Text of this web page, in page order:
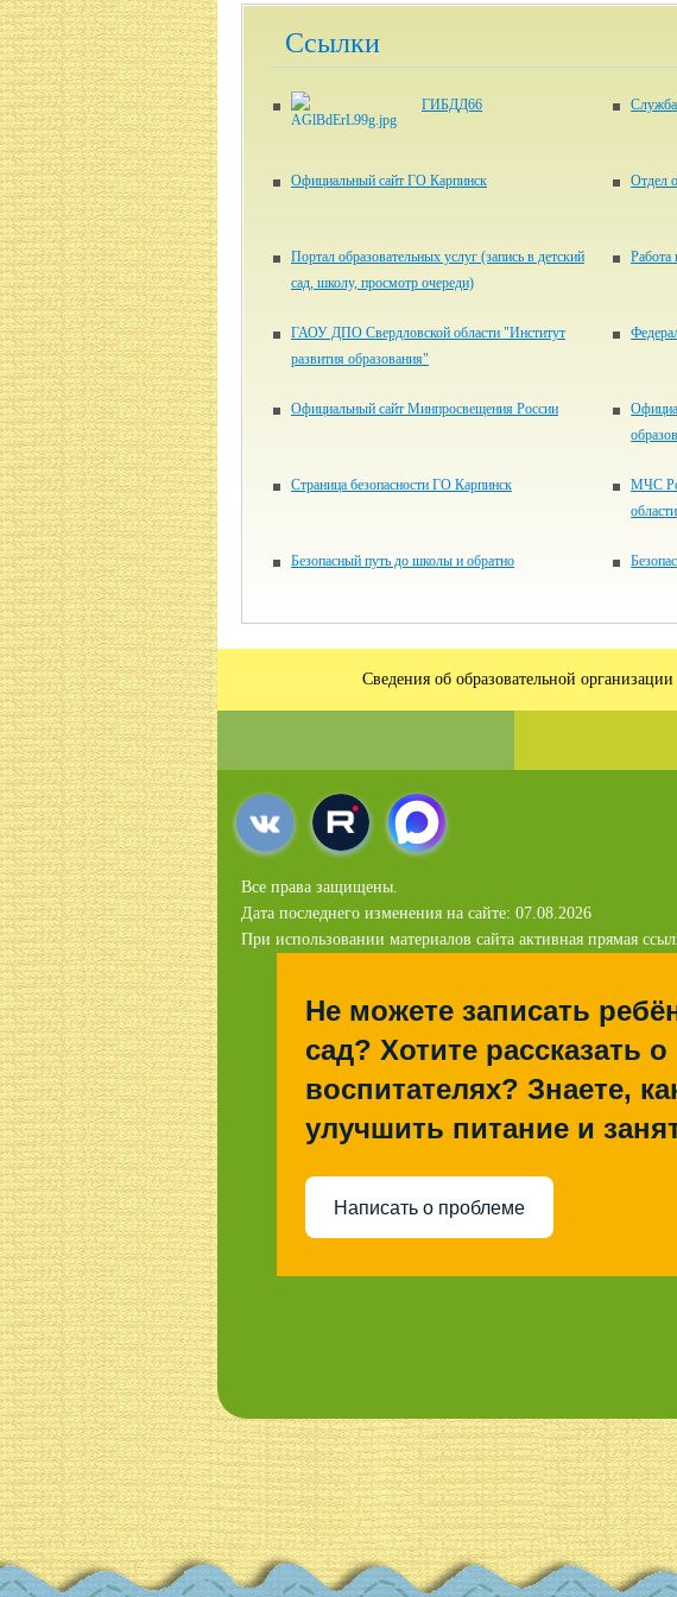
Ссылки
ГИБДД66
Официальный сайт ГО Карпинск Отдел
Портал образовательных услуг (запись в детский
сад, школу, просмотр очереди)
Работа
ГАОУ ДПО Свердловской области "Институт
развития образования"
Официальный сайт Минпросвещения России
Страница безопасности ГО Карпинск
МЧС
области
Безопасный путь до школы и обратно
Сведения об образовательной организации
Все права защищены.
Дата последнего изменения на сайте: 07.08.2026
При использовании материалов сайта активная прямая
Не можете записать
сад? Хотите рассказать о
воспитателях? Знаете,
улучшить питание и
Написать о проблеме